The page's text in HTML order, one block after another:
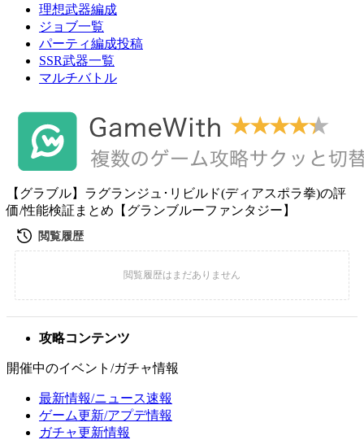
理想武器編成
ジョブ一覧
パーティ編成投稿
SSR武器一覧
マルチバトル
【グラブル】ラグランジュ･リビルド(ディアスポラ拳)の評
価/性能検証まとめ【グランブルーファンタジー】
攻略コンテンツ
開催中のイベント/ガチャ情報
最新情報/ニュース速報
ゲーム更新/アプデ情報
ガチャ更新情報